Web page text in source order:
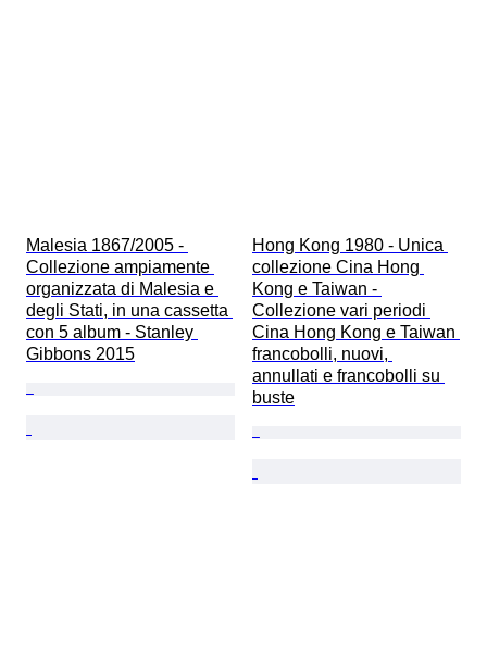
Malesia 1867/2005 -
Collezione ampiamente
organizzata di Malesia e
degli Stati, in una cassetta
con 5 album - Stanley
Gibbons 2015
Hong Kong 1980 - Unica
collezione Cina Hong
Kong e Taiwan -
Collezione vari periodi
Cina Hong Kong e Taiwan
francobolli, nuovi,
annullati e francobolli su
buste